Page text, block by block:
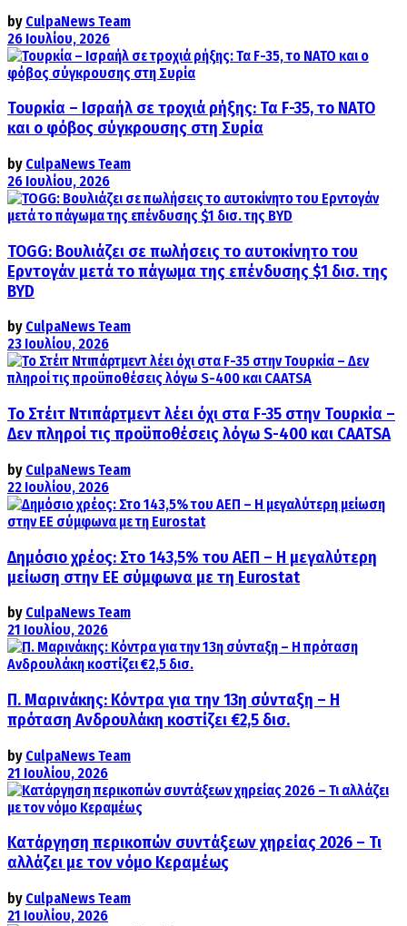
by CulpaNews Team
26 Ιουλίου, 2026
Τουρκία – Ισραήλ σε τροχιά ρήξης: Τα F-35, το ΝΑΤΟ
και ο φόβος σύγκρουσης στη Συρία
by CulpaNews Team
26 Ιουλίου, 2026
TOGG: Βουλιάζει σε πωλήσεις το αυτοκίνητο του
Ερντογάν μετά το πάγωμα της επένδυσης $1 δισ. της
BYD
by CulpaNews Team
23 Ιουλίου, 2026
Το Στέιτ Ντιπάρτμεντ λέει όχι στα F-35 στην Τουρκία –
Δεν πληροί τις προϋποθέσεις λόγω S-400 και CAATSA
by CulpaNews Team
22 Ιουλίου, 2026
Δημόσιο χρέος: Στο 143,5% του ΑΕΠ – Η μεγαλύτερη
μείωση στην ΕΕ σύμφωνα με τη Eurostat
by CulpaNews Team
21 Ιουλίου, 2026
Π. Μαρινάκης: Κόντρα για την 13η σύνταξη – Η
πρόταση Ανδρουλάκη κοστίζει €2,5 δισ.
by CulpaNews Team
21 Ιουλίου, 2026
Κατάργηση περικοπών συντάξεων χηρείας 2026 – Τι
αλλάζει με τον νόμο Κεραμέως
by CulpaNews Team
21 Ιουλίου, 2026